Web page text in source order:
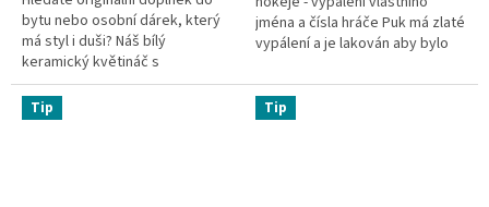
bytu nebo osobní dárek, který
má styl i duši? Náš bílý
keramický květináč s
gravírováním je ideální volbou.
Nápis -,,Z lásky,, dělá z...
jména a čísla hráče Puk má zlaté
vypálení a je lakován aby bylo
uceleného vzhledu
Tip Tip